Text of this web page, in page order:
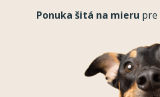
Ponuka šitá na mieru pre